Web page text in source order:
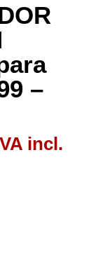
–
incl.